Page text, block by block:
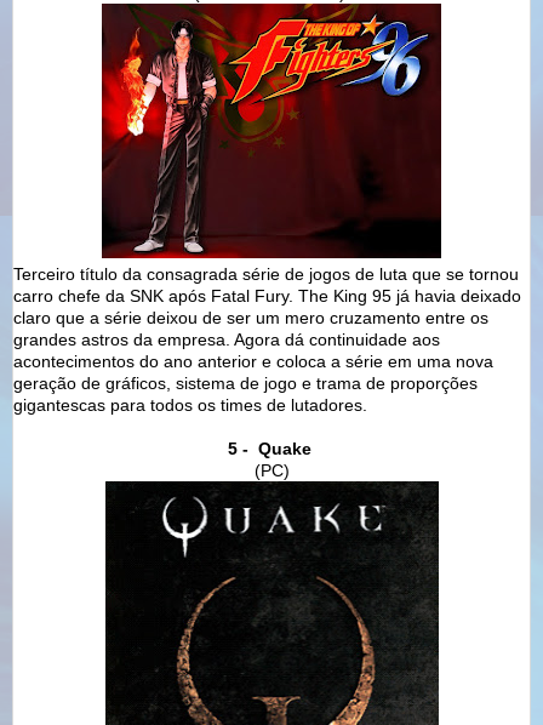
Terceiro título da consagrada série de jogos de luta que se tornou
carro chefe da SNK após Fatal Fury. The King 95 já havia deixado
claro que a série deixou de ser um mero cruzamento entre os
grandes astros da empresa. Agora dá continuidade aos
acontecimentos do ano anterior e coloca a série em uma nova
geração de gráficos, sistema de jogo e trama de proporções
gigantescas para todos os times de lutadores.
5 - Quake
(PC)